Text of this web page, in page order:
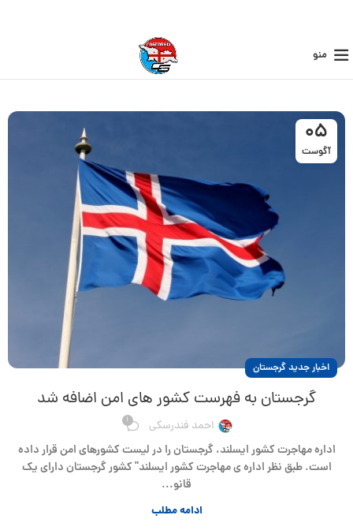
منو
05
آگوست
اخبار جدید گرجستان
گرجستان به فهرست کشور های امن اضافه شد
احمد فندرسکی 1
اداره مهاجرت کشور ایسلند، گرجستان را در لیست کشورهای امن قرار داده
است. طبق نظر اداره ی مهاجرت کشور ایسلند" کشور گرجستان دارای یک
قانو...
ادامه مطلب